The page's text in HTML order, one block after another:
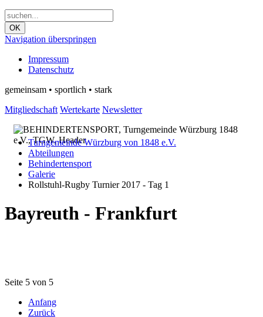
OK
Navigation überspringen
Impressum
Datenschutz
gemeinsam • sportlich • stark
Mitgliedschaft Wertekarte Newsletter
Turngemeinde Würzburg von 1848 e.V.
Abteilungen
Behindertensport
Galerie
Rollstuhl-Rugby Turnier 2017 - Tag 1
Bayreuth - Frankfurt
Seite 5 von 5
Anfang
Zurück